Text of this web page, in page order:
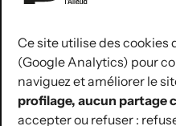
Ce site utilise des cookies
(Google Analytics) pour
naviguez et améliorer le
profilage, aucun partage
accepter ou refuser :
Rue
1420